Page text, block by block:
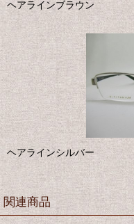
ヘアラインブラウン
ヘアラインシルバー
関連商品